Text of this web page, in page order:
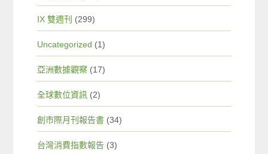
IX 雙週刊 (299)
Uncategorized (1)
亞洲數據觀察 (17)
全球數位資訊 (2)
創市際月刊報告書 (34)
台灣消費指數報告 (3)